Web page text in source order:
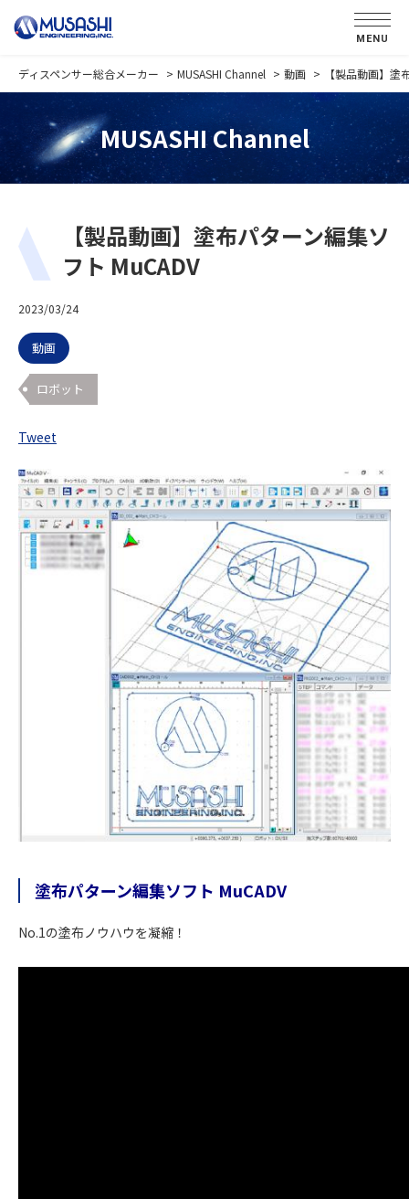
MENU
ディスペンサー総合メーカー MUSASHI Channel 動画 【製品動画】塗
MUSASHI Channel
【製品動画】塗布パターン編集ソ
フト MuCADV
2023/03/24
動画
ロボット
Tweet
塗布パターン編集ソフト MuCADV
No.1の塗布ノウハウを凝縮！